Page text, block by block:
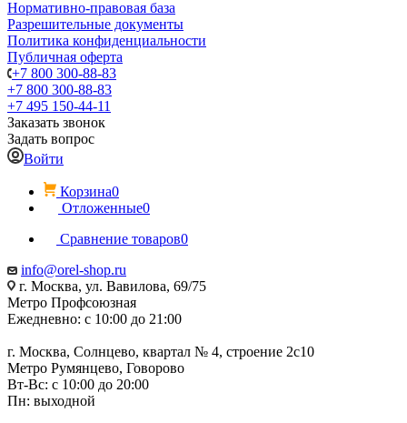
Нормативно-правовая база
Разрешительные документы
Политика конфиденциальности
Публичная оферта
+7 800 300-88-83
+7 800 300-88-83
+7 495 150-44-11
Заказать звонок
Задать вопрос
Войти
Корзина0
Отложенные0
Сравнение товаров0
info@orel-shop.ru
г. Москва, ул. Вавилова, 69/75
Метро Профсоюзная
Ежедневно: с 10:00 до 21:00
г. Москва, Солнцево, квартал № 4, строение 2с10
Метро Румянцево, Говорово
Вт-Вс: с 10:00 до 20:00
Пн: выходной